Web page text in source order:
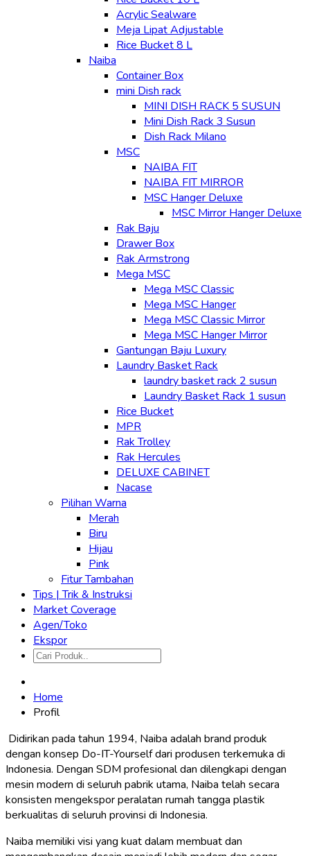
Acrylic Sealware
Meja Lipat Adjustable
Rice Bucket 8 L
Naiba
Container Box
mini Dish rack
MINI DISH RACK 5 SUSUN
Mini Dish Rack 3 Susun
Dish Rack Milano
MSC
NAIBA FIT
NAIBA FIT MIRROR
MSC Hanger Deluxe
MSC Mirror Hanger Deluxe
Rak Baju
Drawer Box
Rak Armstrong
Mega MSC
Mega MSC Classic
Mega MSC Hanger
Mega MSC Classic Mirror
Mega MSC Hanger Mirror
Gantungan Baju Luxury
Laundry Basket Rack
laundry basket rack 2 susun
Laundry Basket Rack 1 susun
Rice Bucket
MPR
Rak Trolley
Rak Hercules
DELUXE CABINET
Nacase
Pilihan Warna
Merah
Biru
Hijau
Pink
Fitur Tambahan
Tips | Trik & Instruksi
Market Coverage
Agen/Toko
Ekspor
Home
Profil
Didirikan pada tahun 1994, Naiba adalah brand produk
dengan konsep Do-IT-Yourself dari produsen terkemuka di
Indonesia. Dengan SDM profesional dan dilengkapi dengan
mesin modern di seluruh pabrik utama, Naiba telah secara
konsisten mengekspor peralatan rumah tangga plastik
berkualitas di seluruh provinsi di Indonesia.
Naiba memiliki visi yang kuat dalam membuat dan